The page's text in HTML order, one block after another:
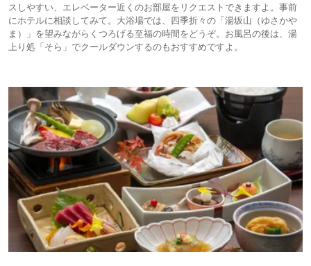
スしやすい、エレベーター近くのお部屋をリクエストできますよ。事前
にホテルに相談してみて。大浴場では、四季折々の「湯坂山（ゆさかや
ま）」を望みながらくつろげる至福の時間をどうぞ。お風呂の後は、湯
上り処「そら」でクールダウンするのもおすすめですよ。